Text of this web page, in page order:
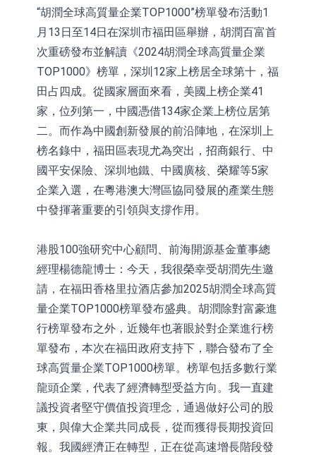
賬戶組採取限制開倉的監管措施
特發服務：成功中標嗶哩嗶哩上海濱
江總部物業服務項目
亞太股份：公司是零跑汽車和
Stellantis集團的供應商
理工雷科面向邊緣AI場景推出"山
海"系列智算模組 系列產品基於國產
CPU與GPU構建
新時達：暫未生產四足載人機器人
【異動股】雞肉概念板塊拉升，益生
股份(002458.CN)漲10.02%
“胡潤全球高質量企業TOP1000”榜單發布活動1
月13日至14日在深圳市福田區舉辦，胡潤百富首
次重磅發布並解讀《2024胡潤全球高質量企業
TOP1000》榜單，深圳12家上榜居全球第十，福
田占四成。從國家層面來看，美國上榜企業41
家，位列第一，中國憑借134家企業上榜位居第
二。而作為中國創新發展的前沿陣地，在深圳上
榜名錄中，福田區表現尤為突出，招商銀行、中
國平安保險、深圳地鐵、中國廣核、榮耀等5家
企業入選，在粵港澳大灣區協同發展的產業生態
中發揮著重要的引領與支撐作用。
港股100強研究中心顧問、前海開源基金董事總
經理楊德龍博士：今天，我很榮幸受胡潤先生邀
請，在福田香格里拉酒店參加2025胡潤全球高質
量企業TOP1000榜單發布盛典。胡潤除對富豪進
行榜單發布之外，近幾年也著眼於對企業進行榜
單發布，本次在福田政府支持下，聯合發布了全
球高質量企業TOP1000榜單。榜單包括多數行業
龍頭企業，代表了經濟轉型受益方向。我一直建
議投資者堅守價值投資理念，通過做好公司的股
東，與偉大企業共同成長，從而獲得長期投資回
報。我國經濟正在轉型，正在從高速增長階段發